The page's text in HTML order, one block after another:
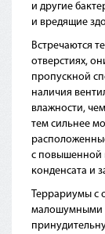
и другие
и вредящие
Встречаются
отверстиях,
пропускной
наличия
влажности,
тем сильнее
с повышенной
конденсата и
Террариумы с
малошумными